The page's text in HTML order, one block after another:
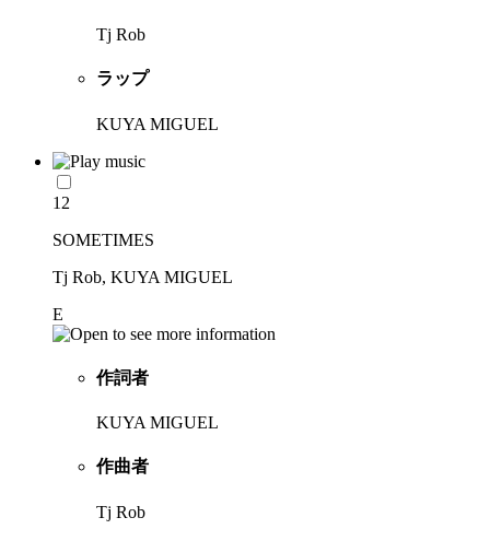
Tj Rob
ラップ
KUYA MIGUEL
12
SOMETIMES
Tj Rob, KUYA MIGUEL
E
作詞者
KUYA MIGUEL
作曲者
Tj Rob